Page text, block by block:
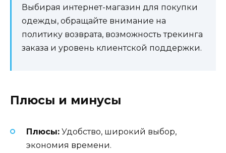
Выбирая интернет-магазин для покупки
одежды, обращайте внимание на
политику возврата, возможность трекинга
заказа и уровень клиентской поддержки.
Плюсы и минусы
Плюсы: Удобство, широкий выбор,
экономия времени.